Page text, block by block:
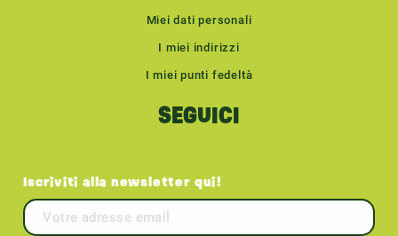
Miei dati personali
I miei indirizzi
I miei punti fedeltà
SEGUICI
Iscriviti alla newsletter qui!